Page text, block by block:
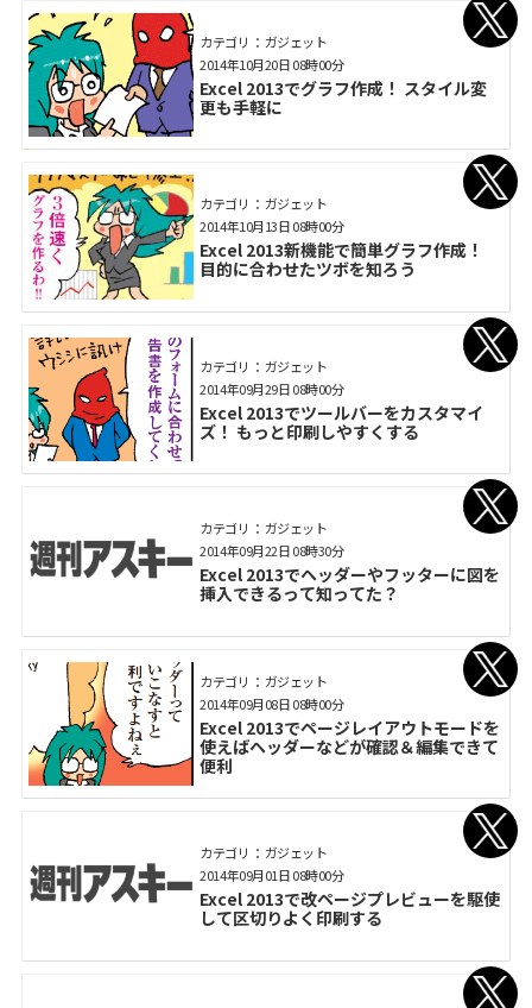
カテゴリ： ガジェット
Excel 2013でグラフ作成！ スタイル変
更も手軽に
2014年10月20日 08時00分
カテゴリ： ガジェット
Excel 2013新機能で簡単グラフ作成！
目的に合わせたツボを知ろう
2014年10月13日 08時00分
カテゴリ： ガジェット
Excel 2013でツールバーをカスタマイ
ズ！ もっと印刷しやすくする
2014年09月29日 08時00分
カテゴリ： ガジェット
Excel 2013でヘッダーやフッターに図を
挿入できるって知ってた？
2014年09月22日 08時30分
カテゴリ： ガジェット
Excel 2013でページレイアウトモードを
使えばヘッダーなどが確認＆編集できて
便利
2014年09月08日 08時00分
カテゴリ： ガジェット
Excel 2013で改ページプレビューを駆使
して区切りよく印刷する
2014年09月01日 08時00分